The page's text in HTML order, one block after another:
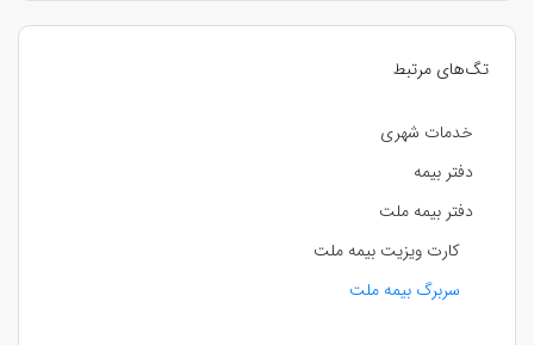
تگ‌های مرتبط
خدمات شهری
دفتر بیمه
دفتر بیمه ملت
کارت ویزیت بیمه ملت
سربرگ بیمه ملت